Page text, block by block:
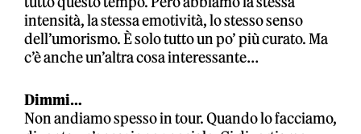
intensità, la stessa emotività, lo stesso senso
dell’umorismo. È solo tutto un po’ più curato. Ma
c’è anche un’altra cosa interessante…
Dimmi…
Non andiamo spesso in tour. Quando lo facciamo,